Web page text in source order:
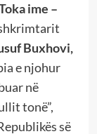
ime –
Buxhovi,
e njohur
në
tonë”,
së